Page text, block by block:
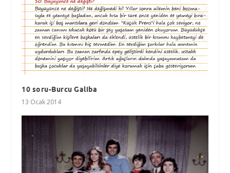
10 soru-Burcu Galiba
13 Ocak 2014